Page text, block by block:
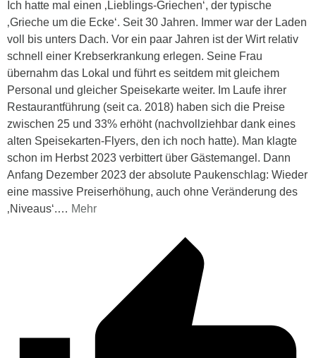
Ich hatte mal einen ‚Lieblings-Griechen‘, der typische
‚Grieche um die Ecke‘. Seit 30 Jahren. Immer war der Laden
voll bis unters Dach. Vor ein paar Jahren ist der Wirt relativ
schnell einer Krebserkrankung erlegen. Seine Frau
übernahm das Lokal und führt es seitdem mit gleichem
Personal und gleicher Speisekarte weiter. Im Laufe ihrer
Restaurantführung (seit ca. 2018) haben sich die Preise
zwischen 25 und 33% erhöht (nachvollziehbar dank eines
alten Speisekarten-Flyers, den ich noch hatte). Man klagte
schon im Herbst 2023 verbittert über Gästemangel. Dann
Anfang Dezember 2023 der absolute Paukenschlag: Wieder
eine massive Preiserhöhung, auch ohne Veränderung des
‚Niveaus‘.… Mehr